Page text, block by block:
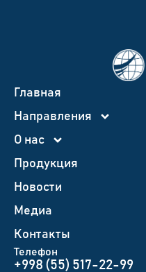
Главная
Направления
О нас
Продукция
Новости
Медиа
Контакты
Телефон
+998 (55) 517-22-99